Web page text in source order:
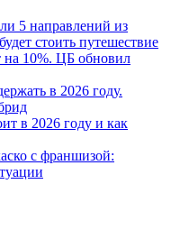
5 направлений из
стоить путешествие
10%. ЦБ обновил
в 2026 году.
в 2026 году и как
с франшизой: